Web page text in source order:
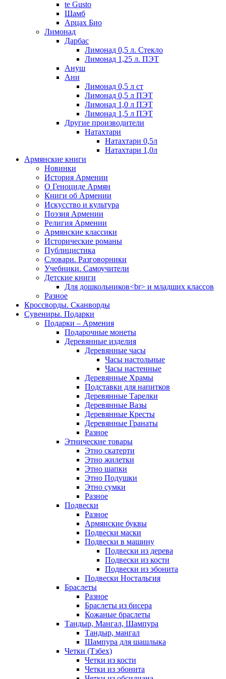
te Gusto
Шамб
Арцах Био
Лимонад
Дарбас
Лимонад 0,5 л. Стекло
Лимонад 1,25 л. ПЭТ
Ануш
Ани
Лимонад 0,5 л ст
Лимонад 0,5 л ПЭТ
Лимонад 1,0 л ПЭТ
Лимонад 1,5 л ПЭТ
Другие производители
Натахтари
Натахтари 0,5л
Натахтари 1,0л
Армянские книги
Новинки
История Армении
О Геноциде Армян
Книги об Армении
Иcкусство и культура
Поэзия Армении
Религия Армении
Армянские классики
Исторические романы
Публицистика
Словари. Разговорники
Учебники. Самоучители
Детские книги
Для дошкольников<br> и младших классов
Разное
Кроссворды. Сканворды
Сувениры. Подарки
Подарки – Армения
Подарочные монеты
Деревянные изделия
Деревянные часы
Часы настольные
Часы настенные
Деревянные Храмы
Подставки для напитков
Деревянные Тарелки
Деревянные Вазы
Деревянные Кресты
Деревянные Гранаты
Разное
Этнические товары
Этно скатерти
Этно жилетки
Этно шапки
Этно Подушки
Этно сумки
Разное
Подвески
Разное
Армянские буквы
Подвески маски
Подвески в машину
Подвески из дерева
Подвески из кости
Подвески из эбонита
Подвески Ностальгия
Браслеты
Разное
Браслеты из бисера
Кожаные браслеты
Тандыр, Мангал, Шампура
Тандыр, мангал
Шампура для шашлыка
Четки (Тзбех)
Четки из кости
Четки из эбонита